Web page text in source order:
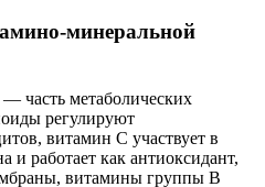
минеральной
часть метаболических
регулируют
витамин С участвует в
и работает как антиоксидант,
витамины группы В